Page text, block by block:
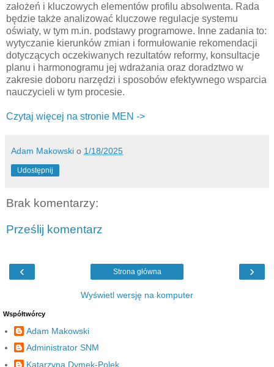
założeń i kluczowych elementów profilu absolwenta. Rada
będzie także analizować kluczowe regulacje systemu
oświaty, w tym m.in. podstawy programowe. Inne zadania to:
wytyczanie kierunków zmian i formułowanie rekomendacji
dotyczących oczekiwanych rezultatów reformy, konsultacje
planu i harmonogramu jej wdrażania oraz doradztwo w
zakresie doboru narzędzi i sposobów efektywnego wsparcia
nauczycieli w tym procesie.
Czytaj więcej na stronie MEN ->
Adam Makowski o 1/18/2025
Udostępnij
Brak komentarzy:
Prześlij komentarz
‹ ›
Strona główna
Wyświetl wersję na komputer
Współtwórcy
Adam Makowski
Administrator SNM
Katarzyna Dymek-Polek